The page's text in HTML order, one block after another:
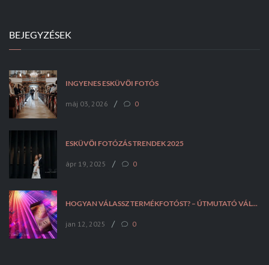
BEJEGYZÉSEK
INGYENES ESKÜVŐI FOTÓS
máj 03, 2026 / 0
ESKÜVŐI FOTÓZÁS TRENDEK 2025
ápr 19, 2025 / 0
HOGYAN VÁLASSZ TERMÉKFOTÓST? – ÚTMUTATÓ VÁLLALKOZÁSOKNAK
jan 12, 2025 / 0